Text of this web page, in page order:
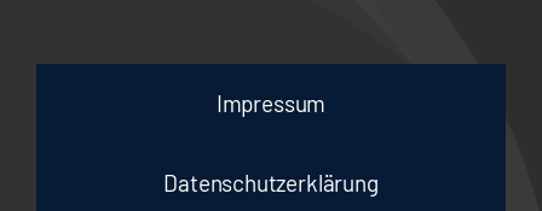
Impressum
Datenschutzerklärung